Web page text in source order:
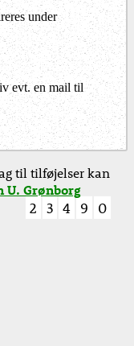
under
evt. en mail til
til tilføjelser kan
U. Grønborg
2 3 4 9 0